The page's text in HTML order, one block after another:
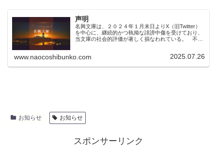
声明
名興文庫は、２０２４年１月末日よりX（旧Twitter）
を中心に、継続的かつ執拗な誹謗中傷を受けており、
当文庫の社会的評価が著しく損なわれている。 不当
www.naocoshibunko.com 2025.07.26
お知らせ お知らせ
スポンサーリンク